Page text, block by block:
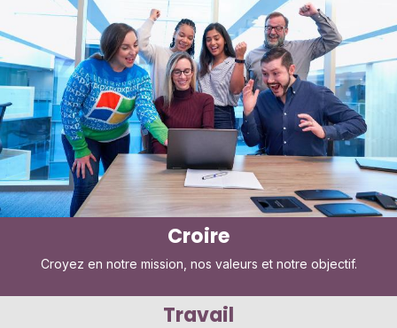
Croire
Croyez en notre mission, nos valeurs et notre objectif.
Travail